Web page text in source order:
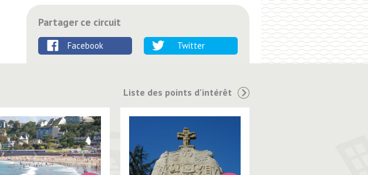
Partager ce circuit
Facebook Twitter
Liste des points d'intérêt